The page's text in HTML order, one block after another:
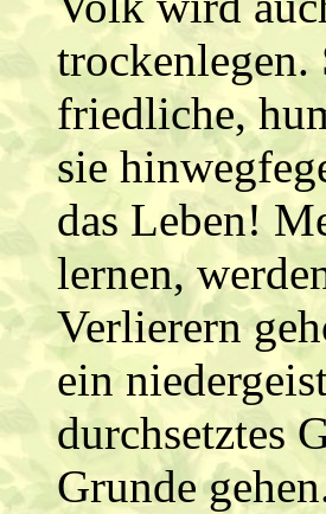
trockenlegen.
friedliche,
sie
das Leben!
lernen,
Verlierern
ein
durchsetztes
Grunde